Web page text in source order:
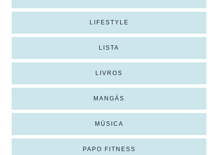
LIFESTYLE
LISTA
LIVROS
MANGÁS
MÚSICA
PAPO FITNESS